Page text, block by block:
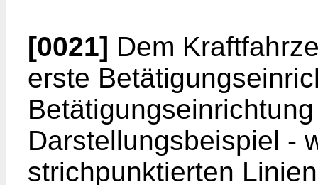
[0021] Dem
erste
Darstellungsbeispiel -
strichpunktierten